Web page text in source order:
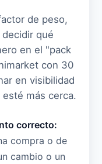
de peso,
qué
en el "pack
con 30
en visibilidad
más cerca.
correcto:
compra o de
cambio o un